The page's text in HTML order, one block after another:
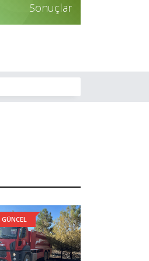
Sonuçlar
GÜNCEL